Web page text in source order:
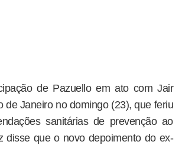
de Pazuello em ato com Jair
de Janeiro no domingo (23), que feriu
sanitárias de prevenção ao
disse que o novo depoimento do ex-